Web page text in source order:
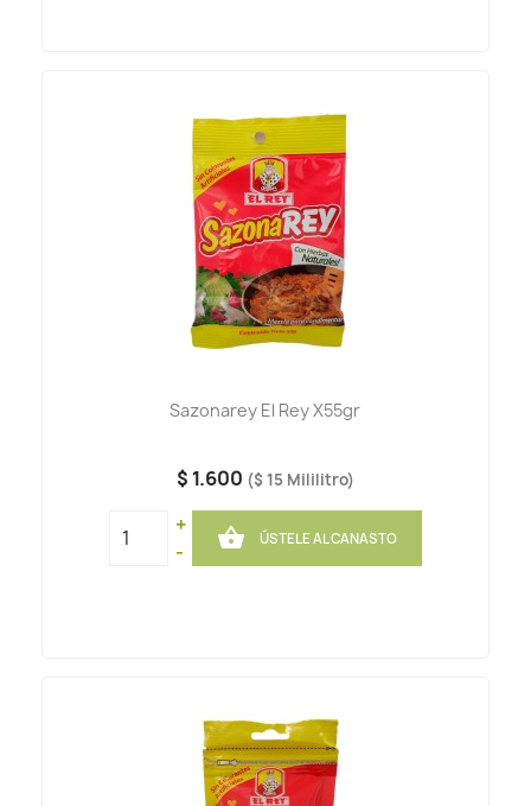
Sazonarey El Rey X55gr
$ 1.600 ($ 15 Mililitro)
+
-
 ÚSTELE AL CANASTO